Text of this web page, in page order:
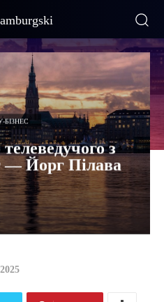
БІЗНЕС
з
— Йорг Пілава